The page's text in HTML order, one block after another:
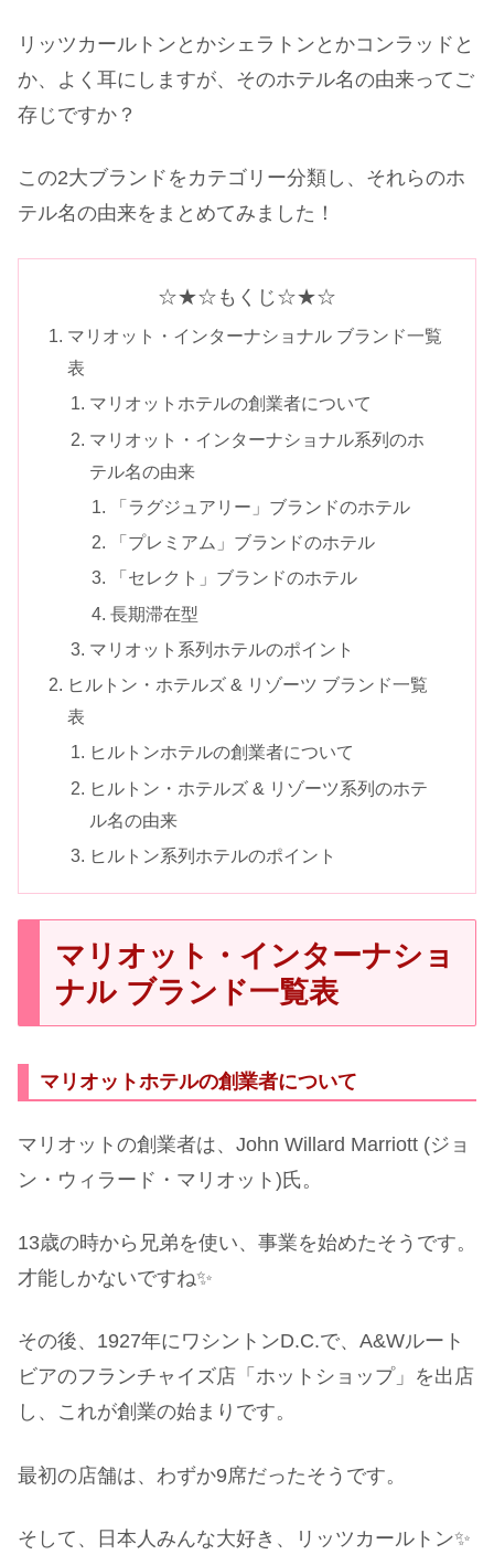
リッツカールトンとかシェラトンとかコンラッドと
か、よく耳にしますが、そのホテル名の由来ってご
存じですか？
この2大ブランドをカテゴリー分類し、それらのホ
テル名の由来をまとめてみました！
☆★☆もくじ☆★☆
マリオット・インターナショナル ブランド一覧
表
マリオットホテルの創業者について
マリオット・インターナショナル系列のホ
テル名の由来
「ラグジュアリー」ブランドのホテル
「プレミアム」ブランドのホテル
「セレクト」ブランドのホテル
長期滞在型
マリオット系列ホテルのポイント
ヒルトン・ホテルズ & リゾーツ ブランド一覧
表
ヒルトンホテルの創業者について
ヒルトン・ホテルズ & リゾーツ系列のホテ
ル名の由来
ヒルトン系列ホテルのポイント
マリオット・インターナショ
ナル ブランド一覧表
マリオットホテルの創業者について
マリオットの創業者は、John Willard Marriott (ジョ
ン・ウィラード・マリオット)氏。
13歳の時から兄弟を使い、事業を始めたそうです。
才能しかないですね✨
その後、1927年にワシントンD.C.で、A&Wルート
ビアのフランチャイズ店「ホットショップ」を出店
し、これが創業の始まりです。
最初の店舗は、わずか9席だったそうです。
そして、日本人みんな大好き、リッツカールトン✨